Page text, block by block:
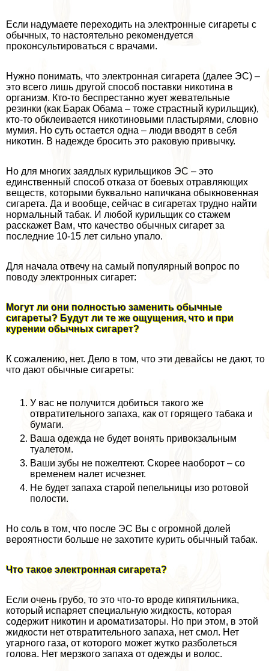
Если надумаете переходить на электронные сигареты с
обычных, то настоятельно рекомендуется
проконсультироваться с врачами.
Нужно понимать, что электронная сигарета (далее ЭС) –
это всего лишь другой способ поставки никотина в
организм. Кто-то беспрестанно жует жевательные
резинки (как Баpaк Обама – тоже страстный курильщик),
кто-то обклеивается никотиновыми пластырями, словно
мумия. Но суть остается одна – люди вводят в себя
никотин. В надежде бросить это paковую привычку.
Но для многих заядлых курильщиков ЭС – это
единственный способ отказа от боевых отравляющих
веществ, которыми буквально напичкана обыкновенная
сигарета. Да и вообще, сейчас в сигаретах трудно найти
нормальный табак. И любой курильщик со стажем
расскажет Вам, что качество обычных сигарет за
последние 10-15 лет сильно упало.
Для начала отвечу на самый популярный вопрос по
поводу электронных сигарет:
Могут ли они полностью заменить обычные
сигареты? Будут ли те же ощущения, что и при
курении обычных сигарет?
К сожалению, нет. Дело в том, что эти девайсы не дают, то
что дают обычные сигареты:
У вас не получится добиться такого же
отвратительного запаха, как от горящего табака и
бумаги.
Ваша одежда не будет вонять привокзальным
туалетом.
Ваши зубы не пожелтеют. Скорее наоборот – со
временем налет исчезнет.
Не будет запаха старой пепельницы изо ротовой
полости.
Но соль в том, что после ЭС Вы с огромной долей
вероятности больше не захотите курить обычный табак.
Что такое электронная сигарета?
Если очень грубо, то это что-то вроде кипятильника,
который испаряет специальную жидкость, которая
содержит никотин и ароматизаторы. Но при этом, в этой
жидкости нет отвратительного запаха, нет смол. Нет
угарного газа, от которого может жутко разболеться
голова. Нет мерзкого запаха от одежды и волос.